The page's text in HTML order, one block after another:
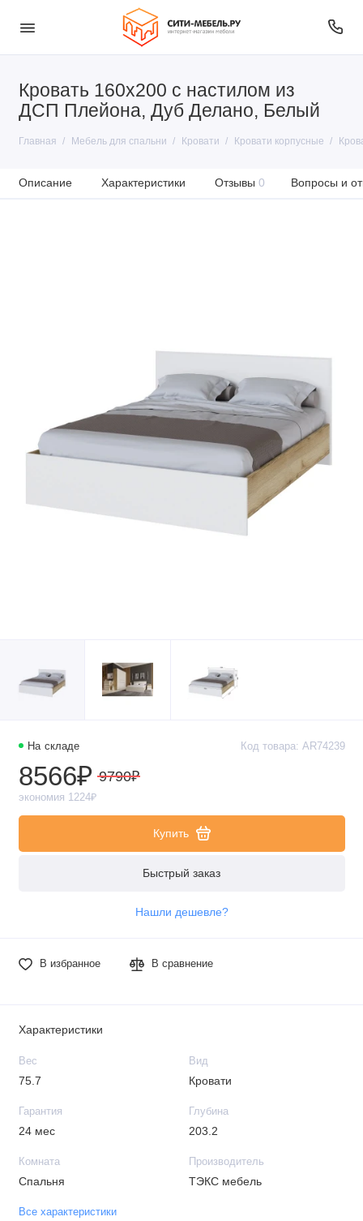
Кровать 160x200 с настилом из
ДСП Плейона, Дуб Делано, Белый
Главная Мебель для спальни Кровати Кровати корпусные
Описание Характеристики Отзывы 0 Вопросы и
На складе Код товара: AR74239
8566₽ 9790₽
экономия 1224₽
Купить
Быстрый заказ
Нашли дешевле?
В избранное В сравнение
Характеристики
Вес
75.7
Вид
Кровати
Гарантия
24 мес
Глубина
203.2
Комната
Спальня
Производитель
ТЭКС мебель
Все характеристики